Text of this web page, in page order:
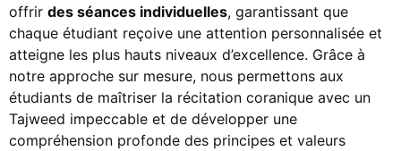
offrir des séances individuelles, garantissant que
chaque étudiant reçoive une attention personnalisée et
atteigne les plus hauts niveaux d’excellence. Grâce à
notre approche sur mesure, nous permettons aux
étudiants de maîtriser la récitation coranique avec un
Tajweed impeccable et de développer une
compréhension profonde des principes et valeurs